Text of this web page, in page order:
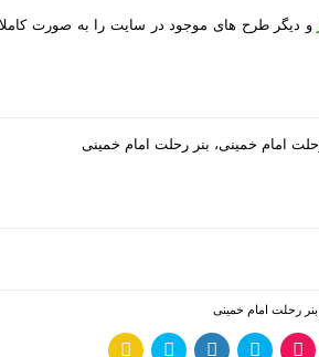
و دیگر طرح های موجود در سایت را به صورت
امام خمینی، بنر رحلت امام خمینی
بنر رحلت امام خمینی